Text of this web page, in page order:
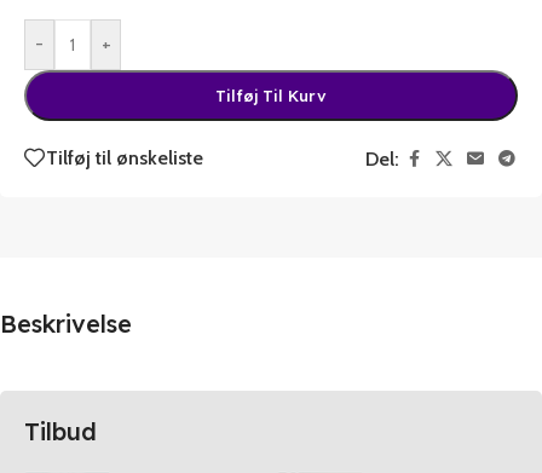
- +
Tilføj Til Kurv
Tilføj til ønskeliste Del:
Beskrivelse
Tilbud